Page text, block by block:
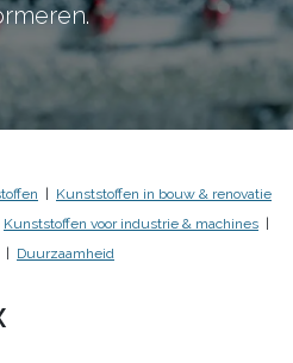
Kunststoffen in bouw & renovatie
Kunststoffen voor industrie & machines
Duurzaamheid